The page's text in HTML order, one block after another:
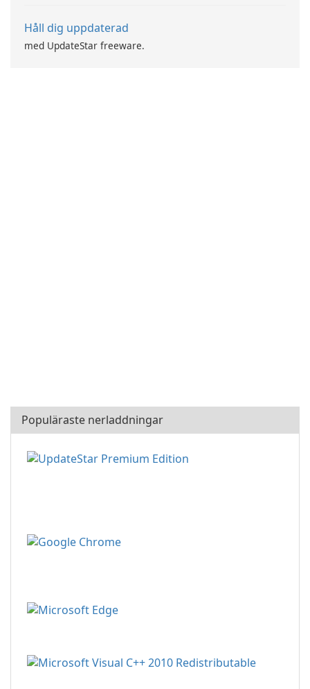
Håll dig uppdaterad
med UpdateStar freeware.
Populäraste nerladdningar